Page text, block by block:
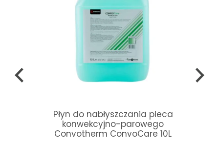
Płyn do nabłyszczania pieca
konwekcyjno-parowego
Convotherm ConvoCare 10L